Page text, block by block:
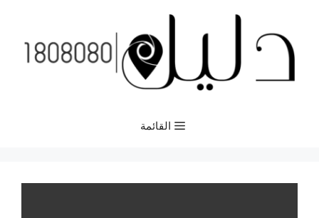
المحتوى
القائمة